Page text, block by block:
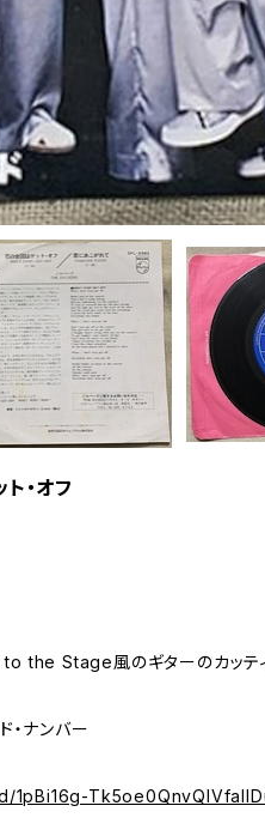
・オフ
Stage風のギターのカッティ
・ナンバー